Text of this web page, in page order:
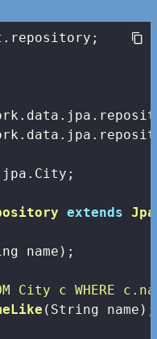
extends
name) ;
City c WHERE
(String name) ;